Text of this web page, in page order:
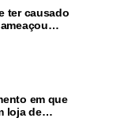
ter causado
em que
loja de